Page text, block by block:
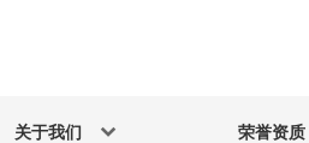
关于我们 荣誉资质